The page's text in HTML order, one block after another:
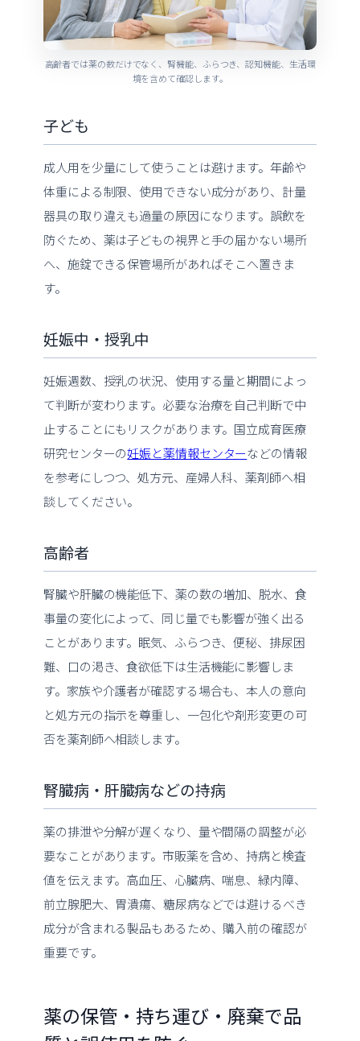
高齢者では薬の数だけでなく、腎機能、ふらつき、認知機能、生活環
境を含めて確認します。
子ども
成人用を少量にして使うことは避けます。年齢や
体重による制限、使用できない成分があり、計量
器具の取り違えも過量の原因になります。誤飲を
防ぐため、薬は子どもの視界と手の届かない場所
へ、施錠できる保管場所があればそこへ置きま
す。
妊娠中・授乳中
妊娠週数、授乳の状況、使用する量と期間によっ
て判断が変わります。必要な治療を自己判断で中
止することにもリスクがあります。国立成育医療
研究センターの妊娠と薬情報センターなどの情報
を参考にしつつ、処方元、産婦人科、薬剤師へ相
談してください。
高齢者
腎臓や肝臓の機能低下、薬の数の増加、脱水、食
事量の変化によって、同じ量でも影響が強く出る
ことがあります。眠気、ふらつき、便秘、排尿困
難、口の渇き、食欲低下は生活機能に影響しま
す。家族や介護者が確認する場合も、本人の意向
と処方元の指示を尊重し、一包化や剤形変更の可
否を薬剤師へ相談します。
腎臓病・肝臓病などの持病
薬の排泄や分解が遅くなり、量や間隔の調整が必
要なことがあります。市販薬を含め、持病と検査
値を伝えます。高血圧、心臓病、喘息、緑内障、
前立腺肥大、胃潰瘍、糖尿病などでは避けるべき
成分が含まれる製品もあるため、購入前の確認が
重要です。
薬の保管・持ち運び・廃棄で品